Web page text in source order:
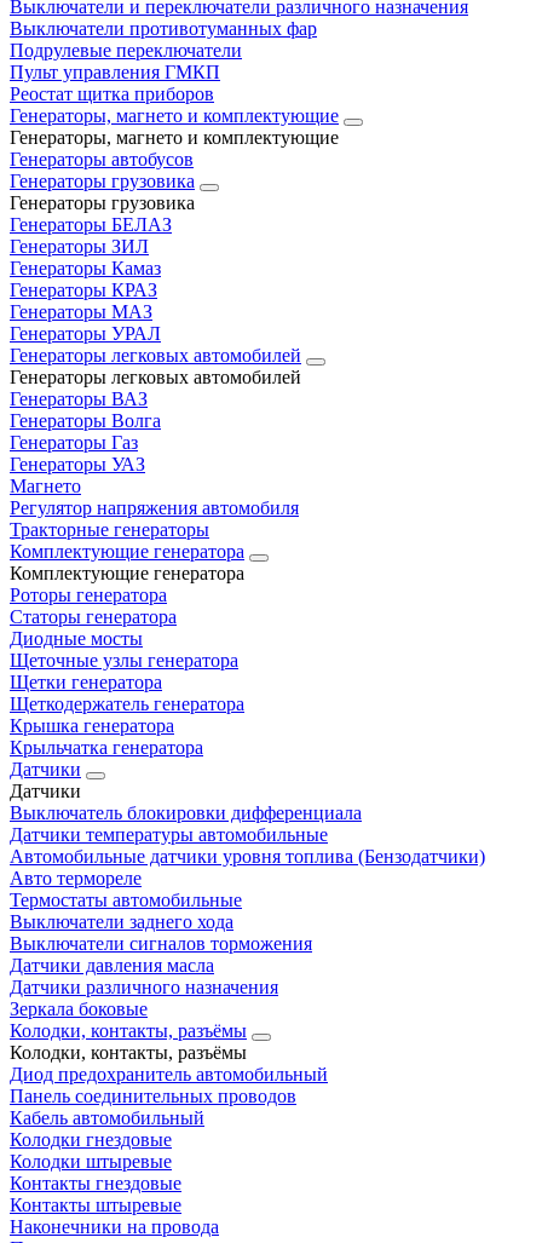
Выключатели и переключатели различного назначения
Выключатели противотуманных фар
Подрулевые переключатели
Пульт управления ГМКП
Реостат щитка приборов
Генераторы, магнето и комплектующие
Генераторы, магнето и комплектующие
Генераторы автобусов
Генераторы грузовика
Генераторы грузовика
Генераторы БЕЛАЗ
Генераторы ЗИЛ
Генераторы Камаз
Генераторы КРАЗ
Генераторы МАЗ
Генераторы УРАЛ
Генераторы легковых автомобилей
Генераторы легковых автомобилей
Генераторы ВАЗ
Генераторы Волга
Генераторы Газ
Генераторы УАЗ
Магнето
Регулятор напряжения автомобиля
Тракторные генераторы
Комплектующие генератора
Комплектующие генератора
Роторы генератора
Статоры генератора
Диодные мосты
Щеточные узлы генератора
Щетки генератора
Щеткодержатель генератора
Крышка генератора
Крыльчатка генератора
Датчики
Датчики
Выключатель блокировки дифференциала
Датчики температуры автомобильные
Автомобильные датчики уровня топлива (Бензодатчики)
Авто термореле
Термостаты автомобильные
Выключатели заднего хода
Выключатели сигналов торможения
Датчики давления масла
Датчики различного назначения
Зеркала боковые
Колодки, контакты, разъёмы
Колодки, контакты, разъёмы
Диод предохранитель автомобильный
Панель соединительных проводов
Кабель автомобильный
Колодки гнездовые
Колодки штыревые
Контакты гнездовые
Контакты штыревые
Наконечники на провода